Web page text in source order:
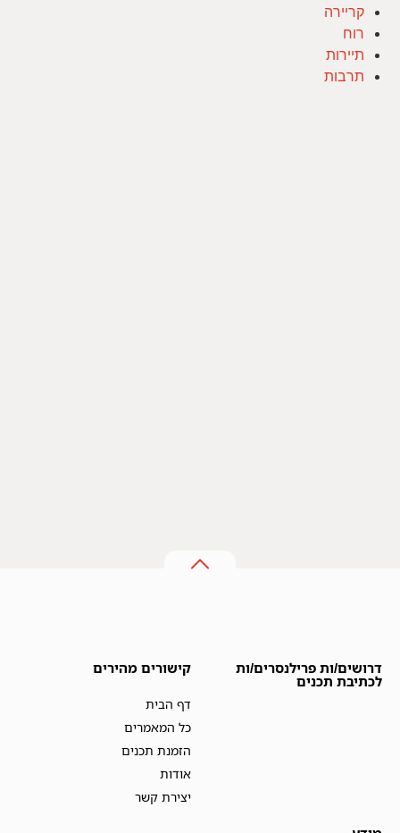
קריירה
רוח
תיירות
תרבות
דרושים/ות פרילנסרים/ות
לכתיבת תכנים
קישורים מהירים
דף הבית
כל המאמרים
הזמנת תכנים
אודות
יצירת קשר